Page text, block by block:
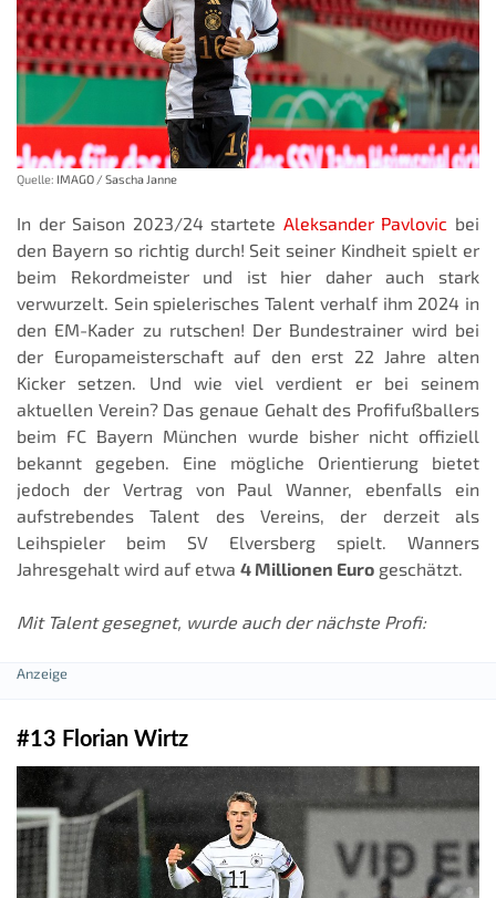
Quelle: IMAGO / Sascha Janne
In der Saison 2023/24 startete Aleksander Pavlovic bei
den Bayern so richtig durch! Seit seiner Kindheit spielt er
beim Rekordmeister und ist hier daher auch stark
verwurzelt. Sein spielerisches Talent verhalf ihm 2024 in
den EM-Kader zu rutschen! Der Bundestrainer wird bei
der Europameisterschaft auf den erst 22 Jahre alten
Kicker setzen. Und wie viel verdient er bei seinem
aktuellen Verein? Das genaue Gehalt des Profifußballers
beim FC Bayern München wurde bisher nicht offiziell
bekannt gegeben. Eine mögliche Orientierung bietet
jedoch der Vertrag von Paul Wanner, ebenfalls ein
aufstrebendes Talent des Vereins, der derzeit als
Leihspieler beim SV Elversberg spielt. Wanners
Jahresgehalt wird auf etwa 4 Millionen Euro geschätzt.
Mit Talent gesegnet, wurde auch der nächste Profi:
#13 Florian Wirtz